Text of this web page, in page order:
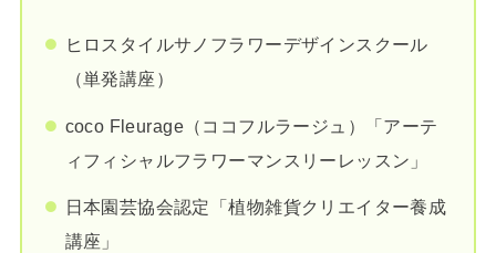
ヒロスタイルサノフラワーデザインスクール
（単発講座）
coco Fleurage（ココフルラージュ）「アーテ
ィフィシャルフラワーマンスリーレッスン」
日本園芸協会認定「植物雑貨クリエイター養成
講座」